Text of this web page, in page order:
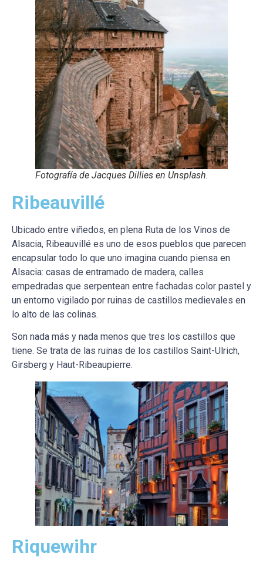
Fotografía de Jacques Dillies en Unsplash.
Ribeauvillé
Ubicado entre viñedos, en plena Ruta de los Vinos de
Alsacia, Ribeauvillé es uno de esos pueblos que parecen
encapsular todo lo que uno imagina cuando piensa en
Alsacia: casas de entramado de madera, calles
empedradas que serpentean entre fachadas color pastel y
un entorno vigilado por ruinas de castillos medievales en
lo alto de las colinas.
Son nada más y nada menos que tres los castillos que
tiene. Se trata de las ruinas de los castillos Saint-Ulrich,
Girsberg y Haut-Ribeaupierre.
Riquewihr